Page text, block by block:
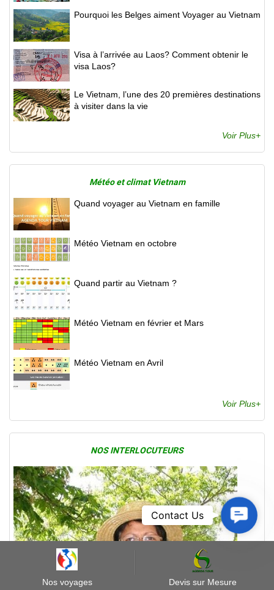
Pourquoi les Belges aiment Voyager au Vietnam
Visa à l’arrivée au Laos? Comment obtenir le
visa Laos?
Le Vietnam, l’une des 20 premières destinations
à visiter dans la vie
Voir Plus+
Météo et climat Vietnam
Quand voyager au Vietnam en famille
Météo Vietnam en octobre
Quand partir au Vietnam ?
Météo Vietnam en février et Mars
Météo Vietnam en Avril
Voir Plus+
NOS INTERLOCUTEURS
Nos voyages Devis sur Mesure
Contact
Contact Us